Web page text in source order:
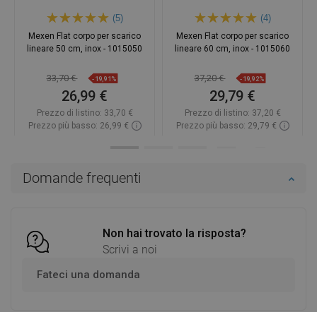
Domande frequenti
Non hai trovato la risposta?
Scrivi a noi
Fateci una domanda
(5)
Mexen Flat corpo per scarico
lineare 50 cm, inox - 1015050
33,70 € -19,91%
26,99 €
Prezzo di listino: 33,70 €
Prezzo più basso: 26,99 €
(4)
Mexen Flat corpo per scarico
lineare 60 cm, inox - 1015060
37,20 € -19,92%
29,79 €
Prezzo di listino: 37,20 €
Prezzo più basso: 29,79 €